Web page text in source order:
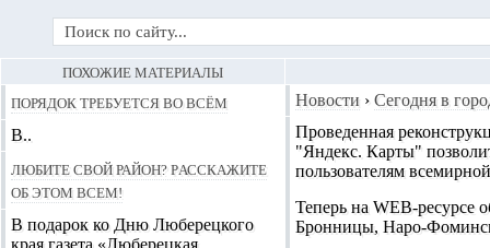
Новости › Сегодня в
Проведенная
"Яндекс. Карты"
пользователям
Теперь на WEB-ресурсе
Бронницы, Наро-
ПОХОЖИЕ МАТЕРИАЛЫ
Порядок требуется во всём
В..
Любите свой район? Расскажите
об этом всем!
В подарок ко Дню Люберецкого
края газета «Люберецкая